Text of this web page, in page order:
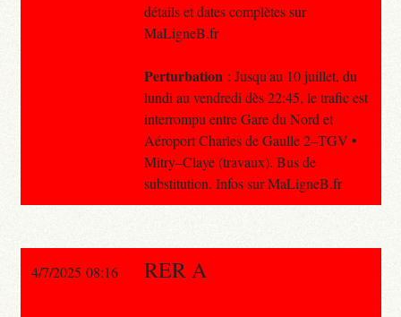
détails et dates complètes sur
MaLigneB.fr
Perturbation : Jusqu'au 10 juillet, du
lundi au vendredi dès 22:45, le trafic est
interrompu entre Gare du Nord et
Aéroport Charles de Gaulle 2–TGV •
Mitry–Claye (travaux). Bus de
substitution. Infos sur MaLigneB.fr
4/7/2025 08:16 RER A